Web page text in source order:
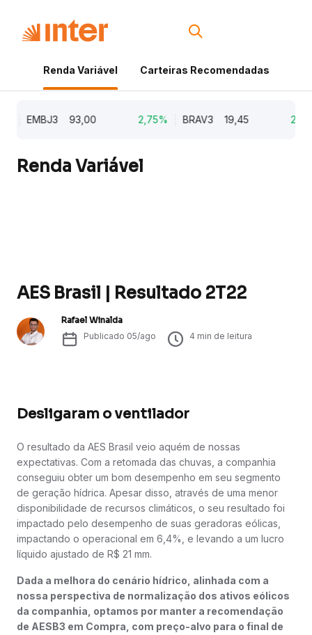
Renda Variável Carteiras Recomendadas
EMBJ3 93,00 2,75% BRAV3 19,45 2,64%
Renda Variável
AES Brasil | Resultado 2T22
Rafael Winalda
Publicado 05/ago 4 min de leitura
Desligaram o ventilador
O resultado da AES Brasil veio aquém de nossas
expectativas. Com a retomada das chuvas, a companhia
conseguiu obter um bom desempenho em seu segmento
de geração hídrica. Apesar disso, através de uma menor
disponibilidade de recursos climáticos, o seu resultado foi
impactado pelo desempenho de suas geradoras eólicas,
impactando o operacional em 6,4%, e levando a um lucro
líquido ajustado de R$ 21 mm.
Dada a melhora do cenário hídrico, alinhada com a
nossa perspectiva de normalização dos ativos eólicos
da companhia, optamos por manter a recomendação
de AESB3 em Compra, com preço-alvo para o final de